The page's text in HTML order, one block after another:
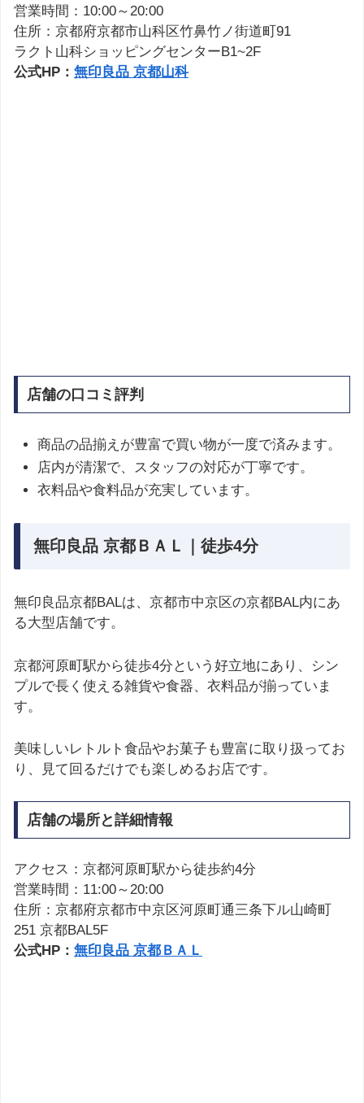
営業時間：10:00～20:00
住所：京都府京都市山科区竹鼻竹ノ街道町91
ラクト山科ショッピングセンターB1~2F
公式HP： 無印良品 京都山科
店舗の口コミ評判
商品の品揃えが豊富で買い物が一度で済みます。
店内が清潔で、スタッフの対応が丁寧です。
衣料品や食料品が充実しています。
無印良品 京都ＢＡＬ｜徒歩4分
無印良品京都BALは、京都市中京区の京都BAL内にあ
る大型店舗です。
京都河原町駅から徒歩4分という好立地にあり、シン
プルで長く使える雑貨や食器、衣料品が揃っていま
す。
美味しいレトルト食品やお菓子も豊富に取り扱ってお
り、見て回るだけでも楽しめるお店です。
店舗の場所と詳細情報
アクセス：京都河原町駅から徒歩約4分
営業時間：11:00～20:00
住所：京都府京都市中京区河原町通三条下ル山崎町
251 京都BAL5F
公式HP： 無印良品 京都ＢＡＬ